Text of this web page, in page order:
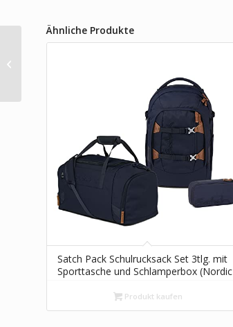
Ähnliche Produkte
Satch Pack Schulrucksack Set 3tlg. mit
Sporttasche und Schlamperbox (Nordic
Produkt kaufen